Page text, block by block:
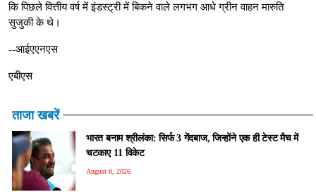
कि पिछले वित्तीय वर्ष में इंडस्ट्री में बिकने वाले लगभग आधे ग्रीन वाहन मारुति
सुजुकी के थे।
--आईएएनएस
एबीएस
ताजा खबरें
भारत बनाम श्रीलंका: सिर्फ 3 गेंदबाज, जिन्होंने एक ही टेस्ट मैच में
चटकाए 11 विकेट
August 8, 2026